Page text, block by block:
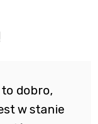
to dobro,
w stanie